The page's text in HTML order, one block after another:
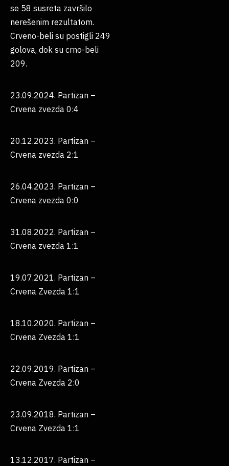
se 58 susreta završilo
nerešenim rezultatom.
Crveno-beli su postigli 249
golova, dok su crno-beli
209.
23.09.2024. Partizan –
Crvena zvezda 0:4
20.12.2023. Partizan –
Crvena zvezda 2:1
26.04.2023. Partizan –
Crvena zvezda 0:0
31.08.2022. Partizan –
Crvena zvezda 1:1
19.07.2021. Partizan –
Crvena Zvezda 1:1
18.10.2020. Partizan –
Crvena Zvezda 1:1
22.09.2019. Partizan –
Crvena Zvezda 2:0
23.09.2018. Partizan –
Crvena Zvezda 1:1
13.12.2017. Partizan –